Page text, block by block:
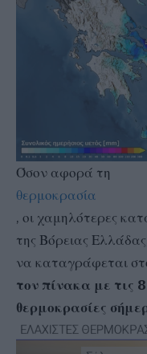
Όσον αφορά τη
θερμοκρασία
, οι χαμηλότερες
της Βόρειας
να καταγράφεται
τον πίνακα με τις
θερμοκρασίες